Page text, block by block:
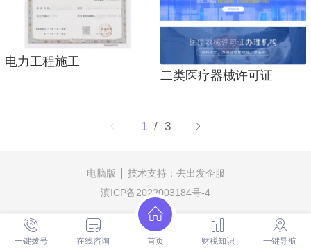
电力工程施工
二类医疗器械许可证
1 / 3
电脑版 技术支持： 去出发企服
滇ICP备2022003184号-4
一键拨号 在线咨询 首页 财税知识 一键导航